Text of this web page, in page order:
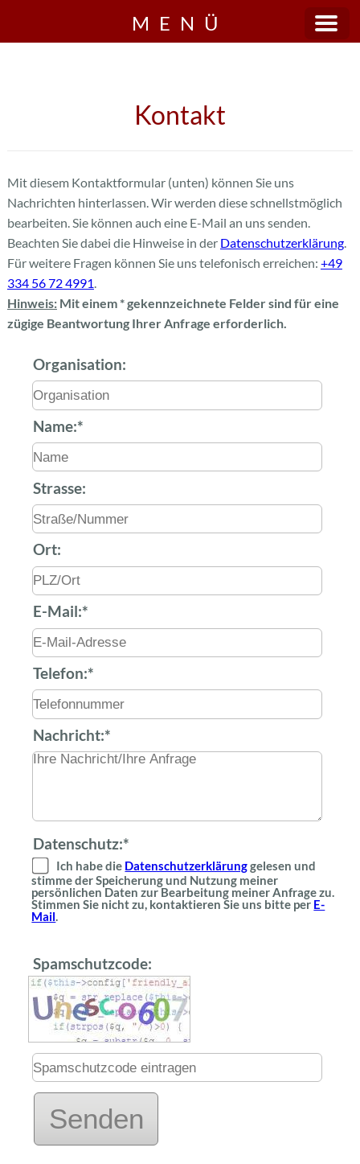
MENÜ
Kontakt
Mit diesem Kontaktformular (unten) können Sie uns
Nachrichten hinterlassen. Wir werden diese schnellstmöglich
bearbeiten. Sie können auch eine E-Mail an uns senden.
Beachten Sie dabei die Hinweise in der Datenschutzerklärung.
Für weitere Fragen können Sie uns telefonisch erreichen: +49
334 56 72 4991
Hinweis:Mit einem * gekennzeichnete Felder sind für eine
zügige Beantwortung Ihrer Anfrage erforderlich.
Organisation:
Name:*
Strasse:
Ort:
E-Mail:*
Telefon:*
Nachricht:*
Datenschutz:*
Ich habe die Datenschutzerklärunggelesen und
stimme der Speicherung und Nutzung meiner
persönlichen Daten zur Bearbeitung meiner Anfrage zu.
Stimmen Sie nicht zu, kontaktieren Sie uns bitte per E-
Mail
Spamschutzcode:
Senden